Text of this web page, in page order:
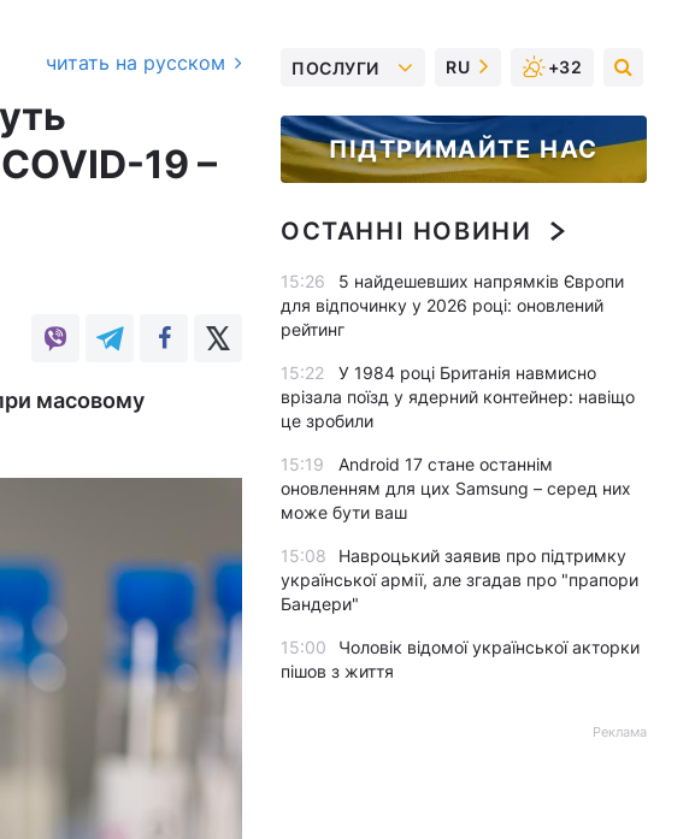
читать на русском
19 –
масовому
ПОСЛУГИ RU +32
ПІДТРИМАЙТЕ НАС
ОСТАННІ НОВИНИ
15:26
5 найдешевших напрямків Європи
для відпочинку у 2026 році: оновлений
рейтинг
15:22
У 1984 році Британія навмисно
врізала поїзд у ядерний контейнер: навіщо
це зробили
15:19
Android 17 стане останнім
оновленням для цих Samsung – серед них
може бути ваш
15:08
Навроцький заявив про підтримку
української армії, але згадав про "прапори
Бандери"
15:00
Чоловік відомої української акторки
пішов з життя
Реклама